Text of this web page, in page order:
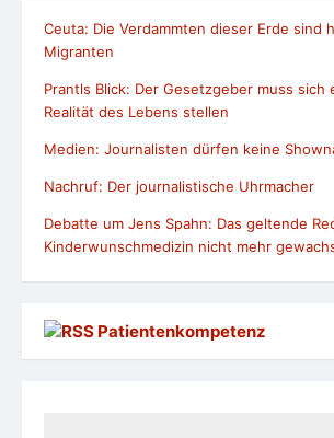
Ceuta: Die Verdammten dieser Erde sind
Migranten
Prantls Blick: Der Gesetzgeber muss sich
Realität des Lebens stellen
Medien: Journalisten dürfen keine
Nachruf: Der journalistische Uhrmacher
Debatte um Jens Spahn: Das geltende
Kinderwunschmedizin nicht mehr
Patientenkompetenz